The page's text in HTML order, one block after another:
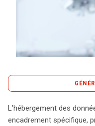
L’hébergement des
L’hébergement des
encadrement spécifique,